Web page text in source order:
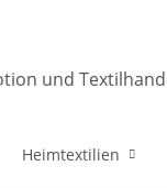
Heimtextilien